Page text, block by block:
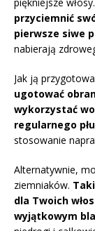
przyciemnić
pierwsze siwe
nabierają
Jak ją
ugotować
wykorzystać
regularnego
stosowanie
Alternatywnie,
ziemniaków.
dla Twoich
wyjątkowym